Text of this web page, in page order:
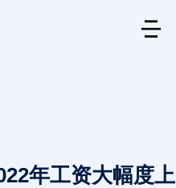
年工资大幅度上